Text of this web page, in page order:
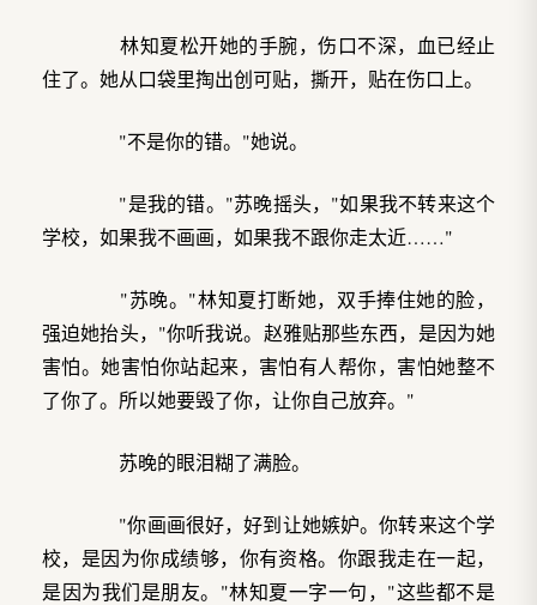
林知夏松开她的手腕，伤口不深，血已经止
住了。她从口袋里掏出创可贴，撕开，贴在伤口上。
"不是你的错。"她说。
"是我的错。"苏晚摇头，"如果我不转来这个
学校，如果我不画画，如果我不跟你走太近……"
"苏晚。"林知夏打断她，双手捧住她的脸，
强迫她抬头，"你听我说。赵雅贴那些东西，是因为她
害怕。她害怕你站起来，害怕有人帮你，害怕她整不
了你了。所以她要毁了你，让你自己放弃。"
苏晚的眼泪糊了满脸。
"你画画很好，好到让她嫉妒。你转来这个学
校，是因为你成绩够，你有资格。你跟我走在一起，
是因为我们是朋友。"林知夏一字一句，"这些都不是